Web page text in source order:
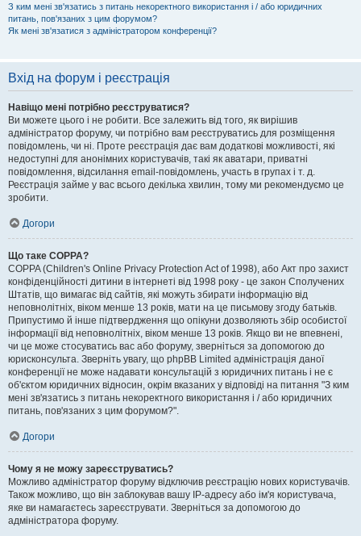
З ким мені зв'язатись з питань некоректного використання і / або юридичних
питань, пов'язаних з цим форумом?
Як мені зв'язатися з адміністратором конференції?
Вхід на форум і реєстрація
Навіщо мені потрібно реєструватися?
Ви можете цього і не робити. Все залежить від того, як вирішив
адміністратор форуму, чи потрібно вам реєструватись для розміщення
повідомлень, чи ні. Проте реєстрація дає вам додаткові можливості, які
недоступні для анонімних користувачів, такі як аватари, приватні
повідомлення, відсилання email-повідомлень, участь в групах і т. д.
Реєстрація займе у вас всього декілька хвилин, тому ми рекомендуємо це
зробити.
Догори
Що таке COPPA?
COPPA (Children's Online Privacy Protection Act of 1998), або Акт про захист
конфіденційності дитини в інтернеті від 1998 року - це закон Сполучених
Штатів, що вимагає від сайтів, які можуть збирати інформацію від
неповнолітніх, віком менше 13 років, мати на це письмову згоду батьків.
Припустимо й інше підтвердження що опікуни дозволяють збір особистої
інформації від неповнолітніх, віком менше 13 років. Якщо ви не впевнені,
чи це може стосуватись вас або форуму, зверніться за допомогою до
юрисконсульта. Зверніть увагу, що phpBB Limited адміністрація даної
конференції не може надавати консультацій з юридичних питань і не є
об'єктом юридичних відносин, окрім вказаних у відповіді на питання "З ким
мені зв'язатись з питань некоректного використання і / або юридичних
питань, пов'язаних з цим форумом?".
Догори
Чому я не можу зареєструватись?
Можливо адміністратор форуму відключив реєстрацію нових користувачів.
Також можливо, що він заблокував вашу IP-адресу або ім'я користувача,
яке ви намагаєтесь зареєструвати. Зверніться за допомогою до
адміністратора форуму.